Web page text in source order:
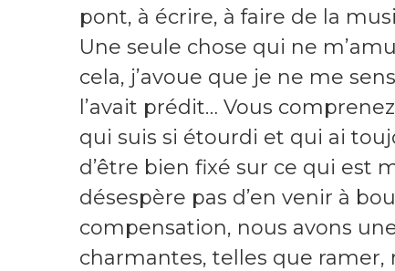
pont, à écrire, à faire de la
Une seule chose qui ne
cela, j’avoue que je ne me
l’avait prédit… Vous
qui suis si étourdi et qui ai
d’être bien fixé sur ce qui est
désespère pas d’en venir à
compensation, nous avons
charmantes, telles que ramer,